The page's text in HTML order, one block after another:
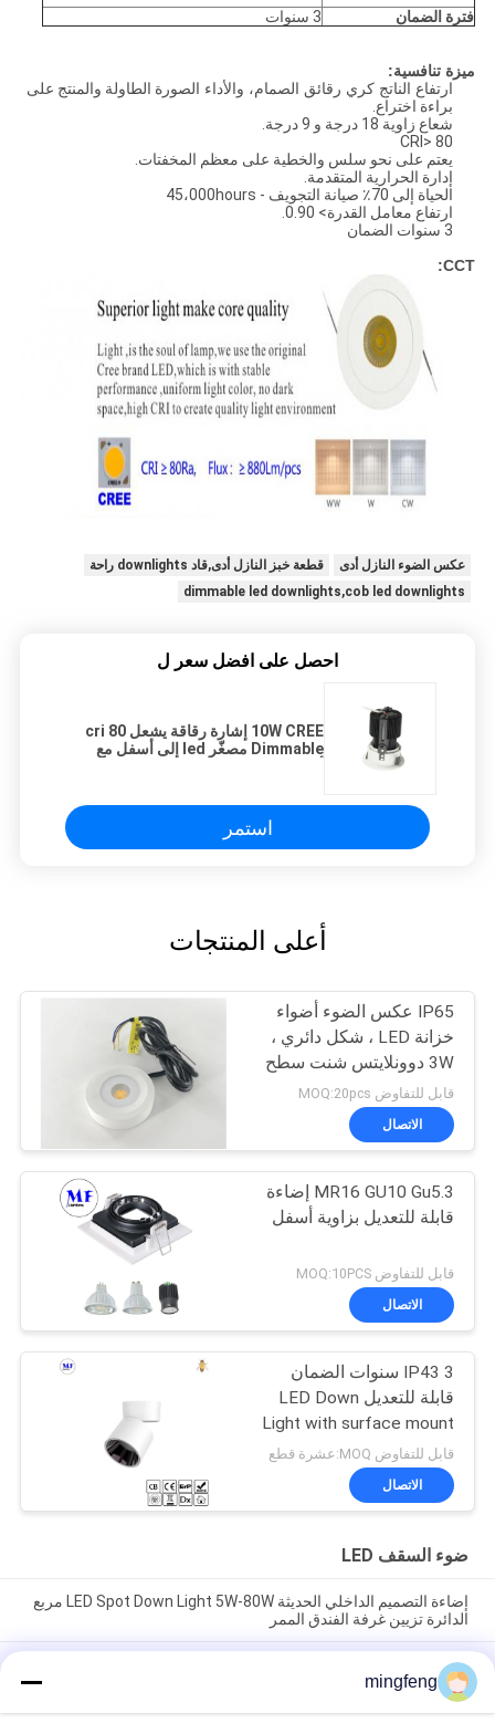
فترة الضمان
3 سنوات
ميزة تنافسية:
ارتفاع الناتج كري رقائق الصمام، والأداء الصورة الطاولة والمنتج على
براءة اختراع.
شعاع زاوية 18 درجة و 9 درجة.
CRI> 80
يعتم على نحو سلس والخطية على معظم المخفتات.
إدارة الحرارية المتقدمة.
الحياة إلى 70٪ صيانة التجويف - 45،000hours
ارتفاع معامل القدرة> 0.90.
3 سنوات الضمان
CCT:
عكس الضوء النازل أدى
قطعة خبز النازل أدى,قاد downlights راحة
dimmable led downlights,cob led downlights
احصل على افضل سعر ل
10W CREE إشارة رقاقة يشعل cri 80
Dimmable مصغّر led إلى أسفل مع
استمر
أعلى المنتجات
IP65 عكس الضوء أضواء
خزانة LED ، شكل دائري ،
3W دوونلايتس شنت سطح
صغيرة
قابل للتفاوض MOQ:20pcs
الاتصال
MR16 GU10 Gu5.3 إضاءة
قابلة للتعديل بزاوية أسفل
قابل للتفاوض MOQ:10PCS
الاتصال
IP43 3 سنوات الضمان
قابلة للتعديل LED Down
Light with surface mount
للاستخدام المنزلي لمراكز
التسوق
قابل للتفاوض MOQ:عشرة قطع
الاتصال
ضوء السقف LED
إضاءة التصميم الداخلي الحديثة LED Spot Down Light 5W-80W مربع
الدائرة تزيين غرفة الفندق الممر
الأضواءmingfeng